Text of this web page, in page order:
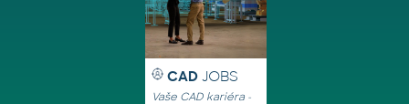
CAD JOBS
Vaše CAD kariéra -